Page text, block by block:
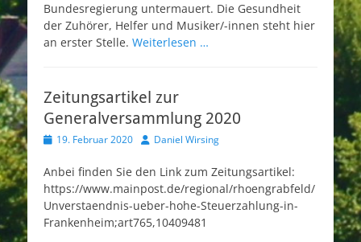
Bundesregierung untermauert. Die Gesundheit
der Zuhörer, Helfer und Musiker/-innen steht hier
an erster Stelle. Weiterlesen …
Zeitungsartikel zur
Generalversammlung 2020
Veröffentlicht
19. Februar 2020 AutorDaniel Wirsing
Anbei finden Sie den Link zum Zeitungsartikel:
https://www.mainpost.de/regional/rhoengrabfeld/
Unverstaendnis-ueber-hohe-Steuerzahlung-in-
Frankenheim;art765,10409481